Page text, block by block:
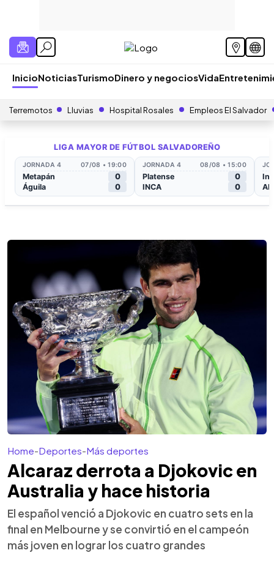
InicioNoticiasTurismoDinero y negociosVida
Terremotos Lluvias Hospital Rosales Empleos El Salvador
Home-Deportes-Más deportes
Alcaraz derrota a Djokovic en
Australia y hace historia
El español venció a Djokovic en cuatro sets en la
final en Melbourne y se convirtió en el campeón
más joven en lograr los cuatro grandes